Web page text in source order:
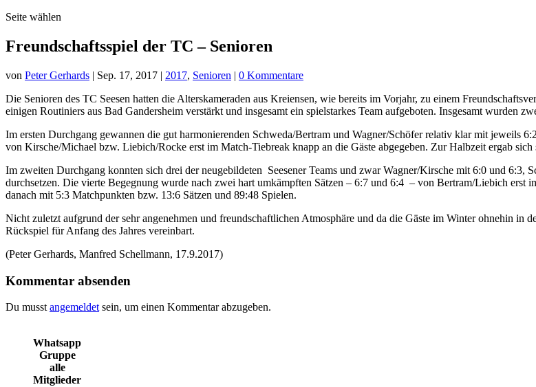
Seite wählen
Freundschaftsspiel der TC – Senioren
von Peter Gerhards | Sep. 17, 2017 | 2017, Senioren | 0 Kommentare
Die Senioren des TC Seesen hatten die Alterskameraden aus Kreiensen, wie bereits im Vorjahr, zu einem
einigen Routiniers aus Bad Gandersheim verstärkt und insgesamt ein spielstarkes Team aufgeboten. Insgesamt wurden
Im ersten Durchgang gewannen die gut harmonierenden Schweda/Bertram und Wagner/Schöfer relativ klar mit jeweils
von Kirsche/Michael bzw. Liebich/Rocke erst im Match-Tiebreak knapp an die Gäste abgegeben. Zur Halbzeit ergab
Im zweiten Durchgang konnten sich drei der neugebildeten Seesener Teams und zwar Wagner/Kirsche mit 6:0 und
durchsetzen. Die vierte Begegnung wurde nach zwei hart umkämpften Sätzen – 6:7 und 6:4 – von Bertram/Liebich erst
danach mit 5:3 Matchpunkten bzw. 13:6 Sätzen und 89:48 Spielen.
Nicht zuletzt aufgrund der sehr angenehmen und freundschaftlichen Atmosphäre und da die Gäste im Winter ohnehin in
Rückspiel für Anfang des Jahres vereinbart.
(Peter Gerhards, Manfred Schellmann, 17.9.2017)
Kommentar absenden
Du musst angemeldet sein, um einen Kommentar abzugeben.
Whatsapp
Gruppe
alle
Mitglieder